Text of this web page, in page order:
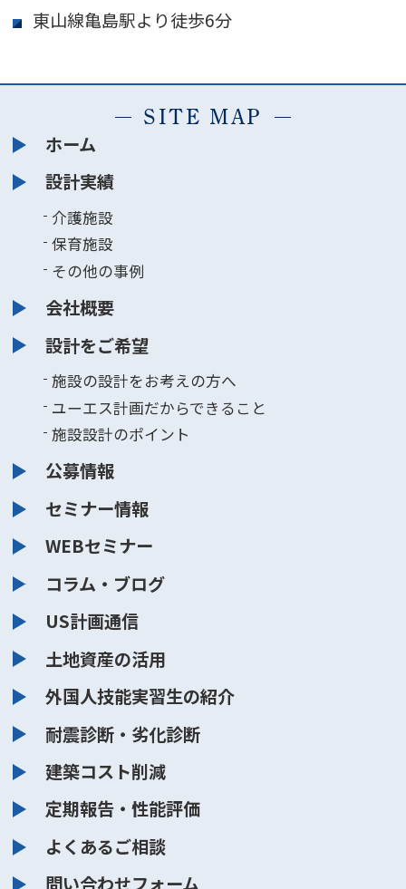
東山線亀島駅より徒歩6分
SITE MAP
ホーム
設計実績
介護施設
保育施設
その他の事例
会社概要
設計をご希望
施設の設計をお考えの方へ
ユーエス計画だからできること
施設設計のポイント
公募情報
セミナー情報
WEBセミナー
コラム・ブログ
US計画通信
土地資産の活用
外国人技能実習生の紹介
耐震診断・劣化診断
建築コスト削減
定期報告・性能評価
よくあるご相談
問い合わせフォーム